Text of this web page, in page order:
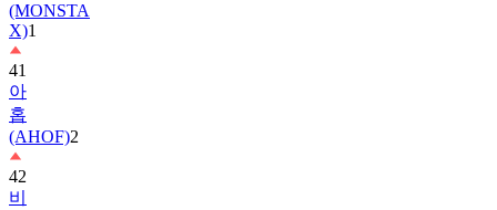
(MONSTA
X)1
41
아
홉
(AHOF)2
42
비